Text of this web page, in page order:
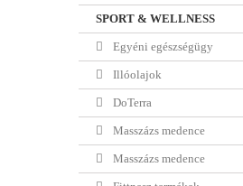
SPORT & WELLNESS
Egyéni egészségügy
Illóolajok
DoTerra
Masszázs medence
Masszázs medence